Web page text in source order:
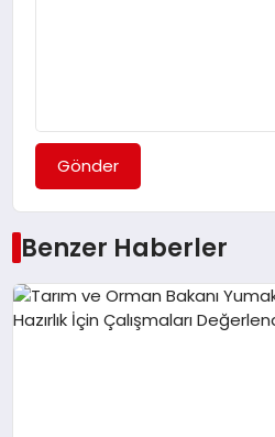
Gönder
Benzer Haberler